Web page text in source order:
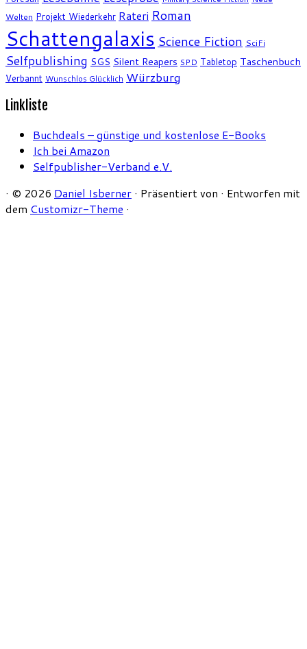
Welten Projekt Wiederkehr Rateri Roman
Schattengalaxis Science Fiction SciFi
Selfpublishing SGS Silent Reapers SPD Tabletop Taschenbuch
Verbannt Wunschlos Glücklich Würzburg
Linkliste
Buchdeals – günstige und kostenlose E-Books
Ich bei Amazon
Selfpublisher-Verband e.V.
· © 2026 Daniel Isberner · Präsentiert von · Entworfen mit
dem Customizr-Theme ·